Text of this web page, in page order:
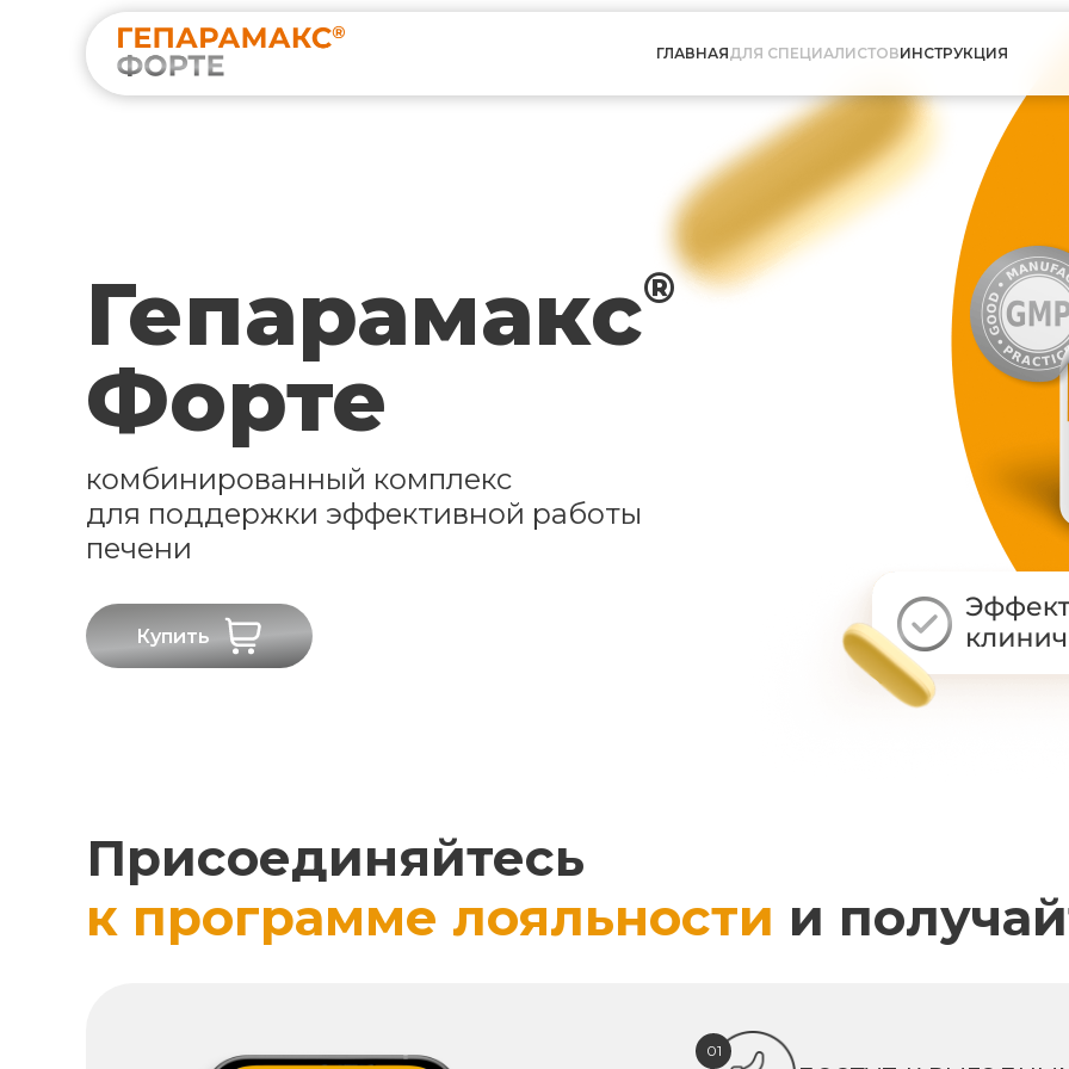
ГЛАВНАЯДЛЯ СПЕЦИАЛИСТОВИНСТРУКЦИЯ
Гепарамакс®
Форте
комбинированный комплекс
для поддержки эффективной работы
печени
Купить
Присоединяйтесь
к программе лояльности и
01